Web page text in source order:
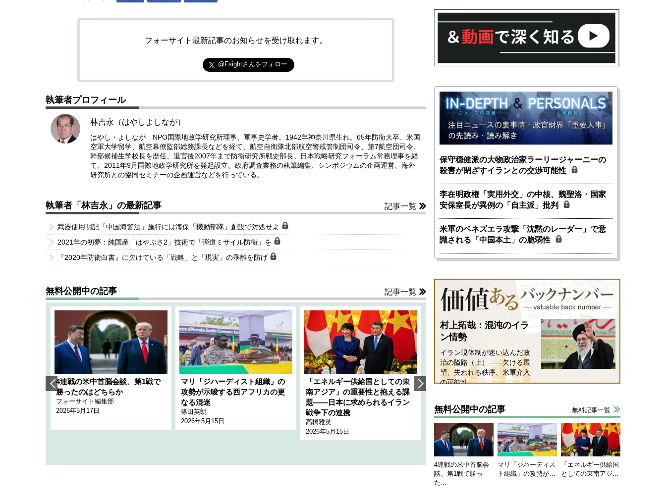
フォーサイト最新記事のお知らせを受け取れます。
@Fsightさんをフォロー
執筆者プロフィール
林吉永（はやしよしなが）
はやし・よしなが NPO国際地政学研究所理事、軍事史学者。1942年神奈川県生れ。65年防衛大卒、米国
空軍大学留学、航空幕僚監部総務課長などを経て、航空自衛隊北部航空警戒管制団司令、第7航空団司令、
幹部候補生学校長を歴任、退官後2007年まで防衛研究所戦史部長。日本戦略研究フォーラム常務理事を経
て、2011年9月国際地政学研究所を発起設立。政府調査業務の執筆編集、シンポジウムの企画運営、海外
研究所との協同セミナーの企画運営などを行っている。
執筆者「林吉永」の最新記事 記事一覧
武器使用明記「中国海警法」施行には海保「機動部隊」創設で対処せよ
2021年の初夢：純国産「はやぶさ2」技術で「弾道ミサイル防衛」を
『2020年防衛白書』に欠けている「戦略」と「現実」の乖離を防げ
無料公開中の記事 記事一覧
4連戦の米中首脳会談、第1戦で
勝ったのはどちらか
フォーサイト編集部
2026年5月17日
マリ「ジハーディスト組織」の
攻勢が示唆する西アフリカの更
なる混迷
篠田英朗
2026年5月15日
「エネルギー供給国としての東
南アジア」の重要性と抱える課
題――日本に求められるイラン
戦争下の連携
高橋雅英
2026年5月15日
韓国にも理解してほしい「極東
千々和泰明
2026年5月15日
ホルムズ海峡危機で加速したエ
小山堅
2026年5月14日
保守穏健派の大物政治家ラーリージャーニーの
殺害が閉ざすイランとの交渉可能性
李在明政権「実用外交」の中核、魏聖洛・国家
安保室長が異例の「自主派」批判
米軍のベネズエラ攻撃「沈黙のレーダー」で意
識される「中国本土」の脆弱性
村上拓哉：混沌のイラ
ン情勢
イラン現体制が迷い込んだ政
治の隘路（上）――欠ける展
望、失われる秩序、米軍介入
の可能性
無料公開中の記事 無料記事一覧
4連戦の米中首脳会
談、第1戦で勝っ
た…
マリ「ジハーディス
ト組織」の攻勢が…
「エネルギー供給国
としての東南アジ…